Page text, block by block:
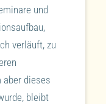
und
verläuft, zu
aber dieses
bleibt